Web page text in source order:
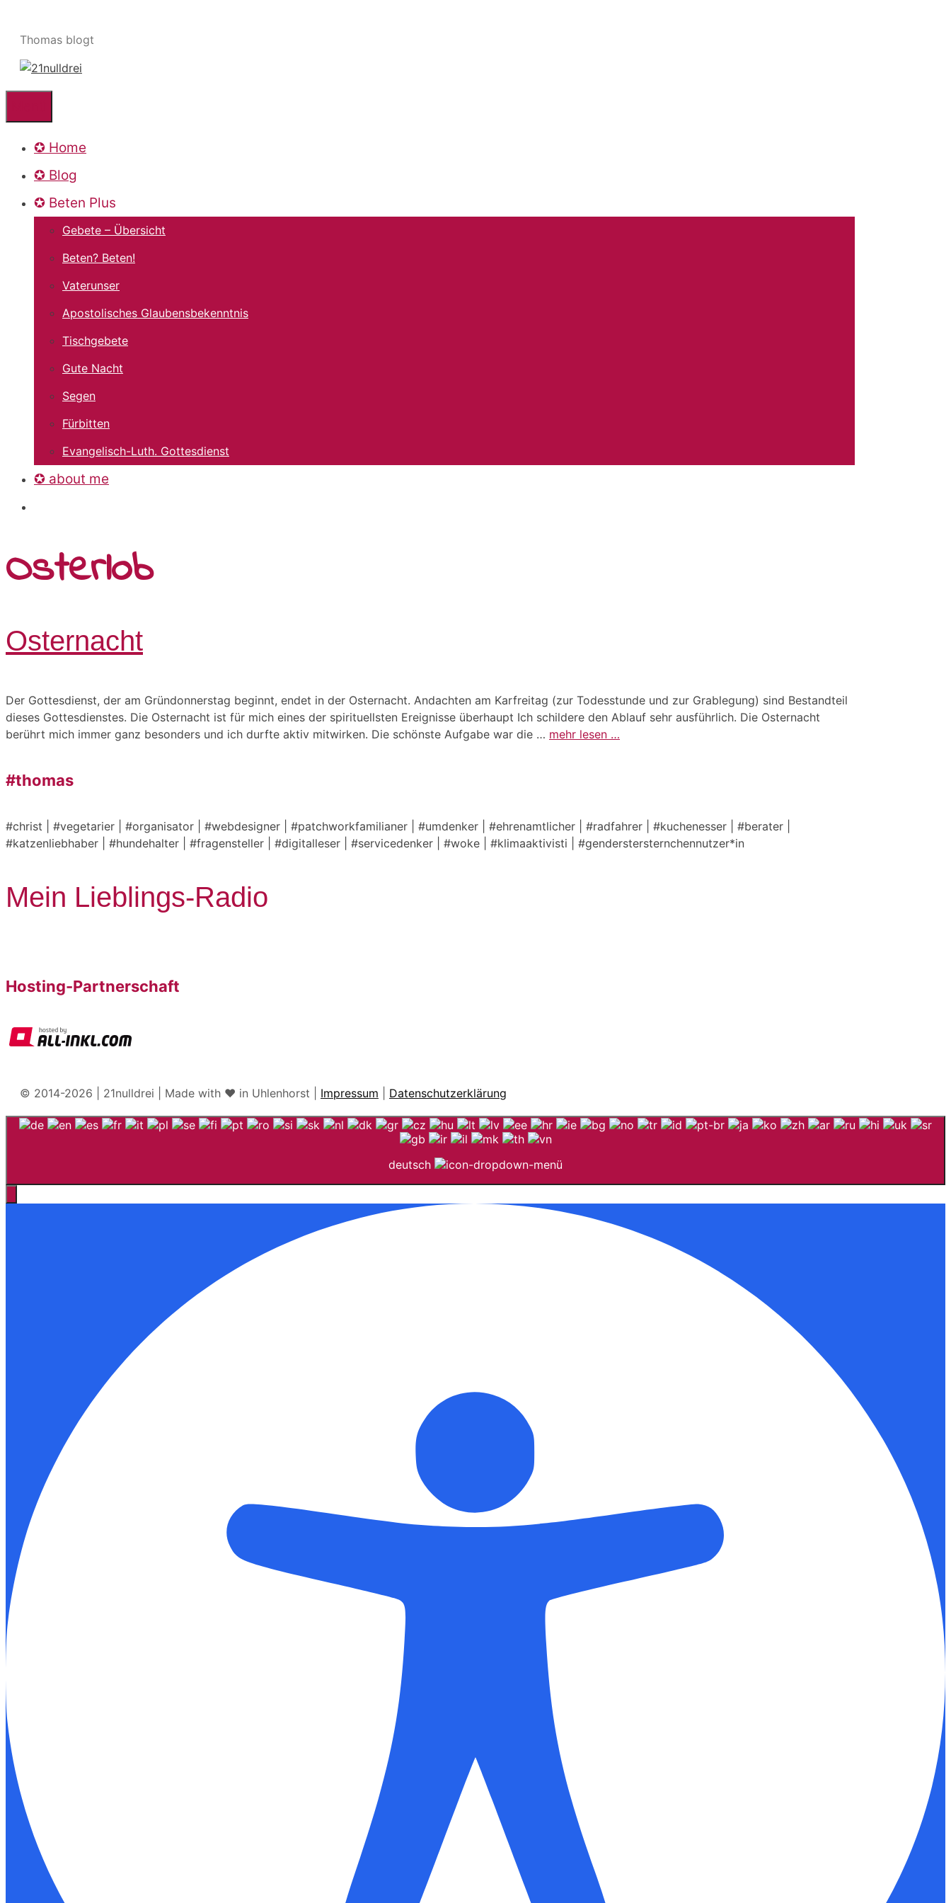
springen
Thomas blogt
✪ Home
✪ Blog
✪ Beten Plus
Gebete – Übersicht
Beten? Beten!
Vaterunser
Apostolisches Glaubensbekenntnis
Tischgebete
Gute Nacht
Segen
Fürbitten
Evangelisch-Luth. Gottesdienst
✪ about me
Osterlob
Osternacht
Der Gottesdienst, der am Gründonnerstag beginnt, endet in der Osternacht. Andachten am Karfreitag (zur Todesstunde und zur Grablegung) sind Bestandteil
dieses Gottesdienstes. Die Osternacht ist für mich eines der spirituellsten Ereignisse überhaupt Ich schildere den Ablauf sehr ausführlich. Die Osternacht
berührt mich immer ganz besonders und ich durfte aktiv mitwirken. Die schönste Aufgabe war die … mehr lesen …
#thomas
#christ | #vegetarier | #organisator | #webdesigner | #patchworkfamilianer | #umdenker | #ehrenamtlicher | #radfahrer | #kuchenesser | #berater |
#katzenliebhaber | #hundehalter | #fragensteller | #digitalleser | #servicedenker | #woke | #klimaaktivisti | #genderstersternchennutzer*in
Mein Lieblings-Radio
Hosting-Partnerschaft
© 2014-2026 | 21nulldrei | Made with ♥️ in Uhlenhorst | Impressum Datenschutzerklärung
deutsch